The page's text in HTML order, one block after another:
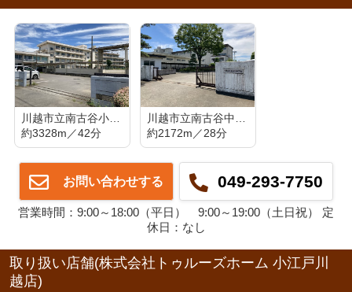
川越市立南古谷小学校
約3328m／42分
約2172m／28分
お問い合わせする 049-293-7750
営業時間：9:00～18:00（平日） 9:00～19:00（土日祝） 定
休日：なし
取り扱い店舗(株式会社トゥルーズホーム 小江戸川
越店)